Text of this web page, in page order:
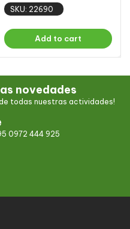
SKU: 22690
Add to cart
novedades
todas nuestras actividades!
0972 444 925